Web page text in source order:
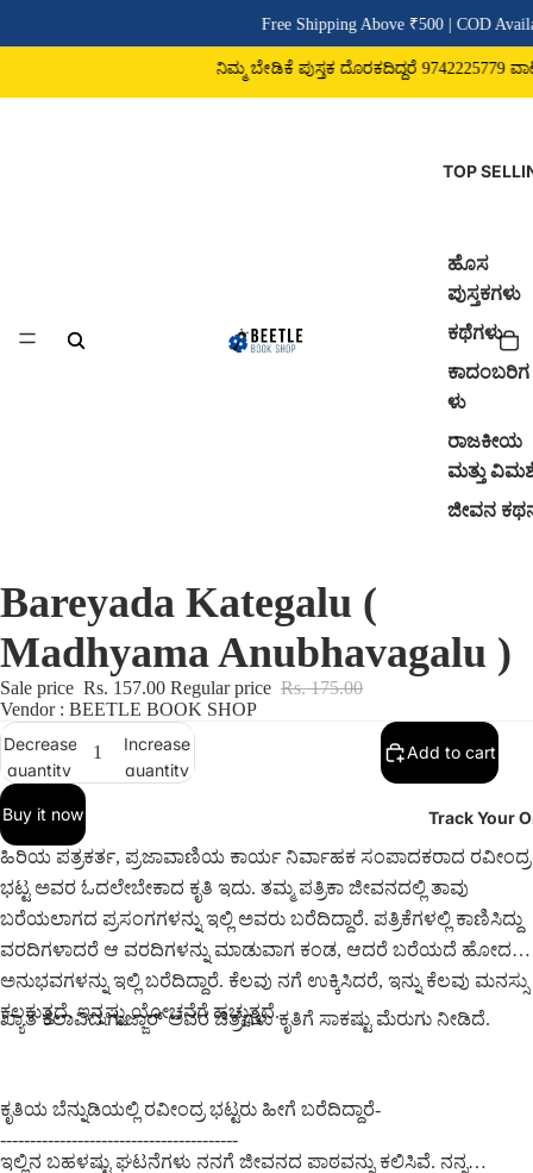
Free Shipping Above ₹500 | COD
ನಿಮ್ಮ ಬೇಡಿಕೆ ಪುಸ್ತಕ ದೊರಕದಿದ್ದರೆ 9742225779
TOP
ಹೊಸ
ಪುಸ್ತಕಗಳು
ಕಥೆಗಳು
ಕಾದಂಬರಿಗ
ಳು
ರಾಜಕೀಯ
ಮತ್ತು
ಜೀವನ
Track Your
Bareyada Kategalu (
Madhyama Anubhavagalu )
Sale price Rs. 157.00 Regular price Rs. 175.00
Vendor : BEETLE BOOK SHOP
Decrease
quantity
Increase
quantity
Add to cart
Buy it now
ಹಿರಿಯ ಪತ್ರಕರ್ತ, ಪ್ರಜಾವಾಣಿಯ ಕಾರ್ಯ ನಿರ್ವಾಹಕ ಸಂಪಾದಕರಾದ ರವೀಂದ್ರ
ಭಟ್ಟ ಅವರ ಓದಲೇಬೇಕಾದ ಕೃತಿ ಇದು. ತಮ್ಮ ಪತ್ರಿಕಾ ಜೀವನದಲ್ಲಿ ತಾವು
ಬರೆಯಲಾಗದ ಪ್ರಸಂಗಗಳನ್ನು ಇಲ್ಲಿ ಅವರು ಬರೆದಿದ್ದಾರೆ. ಪತ್ರಿಕೆಗಳಲ್ಲಿ ಕಾಣಿಸಿದ್ದು
ವರದಿಗಳಾದರೆ ಆ ವರದಿಗಳನ್ನು ಮಾಡುವಾಗ ಕಂಡ, ಆದರೆ ಬರೆಯದೆ ಹೋದ
ಅನುಭವಗಳನ್ನು ಇಲ್ಲಿ ಬರೆದಿದ್ದಾರೆ. ಕೆಲವು ನಗೆ ಉಕ್ಕಿಸಿದರೆ, ಇನ್ನು ಕೆಲವು ಮನಸ್ಸು
ಕಲಕುತ್ತದೆ, ಇನ್ನಷ್ಟು ಯೋಚನೆಗೆ ಹಚ್ಚುತ್ತದೆ.
ಖ್ಯಾತ ಕಲಾವಿದ ಗುಜ್ಜಾರ್ ಅವರ ಚಿತ್ರಗಳು ಕೃತಿಗೆ ಸಾಕಷ್ಟು ಮೆರುಗು ನೀಡಿದೆ.
ಕೃತಿಯ ಬೆನ್ನುಡಿಯಲ್ಲಿ ರವೀಂದ್ರ ಭಟ್ಟರು ಹೀಗೆ ಬರೆದಿದ್ದಾರೆ-
----------------------------------------
ಇಲ್ಲಿನ ಬಹಳಷ್ಟು ಘಟನೆಗಳು ನನಗೆ ಜೀವನದ ಪಾಠವನ್ನು ಕಲಿಸಿವೆ. ನನ್ನ